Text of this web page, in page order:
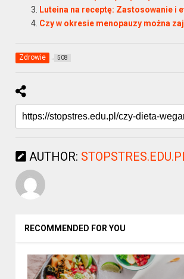
Luteina na receptę: Zastosowanie i
Czy w okresie menopauzy można
Zdrowie 508
AUTHOR:
RECOMMENDED FOR YOU